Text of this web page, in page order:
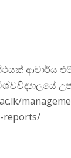
ආචාර්ය
reports/